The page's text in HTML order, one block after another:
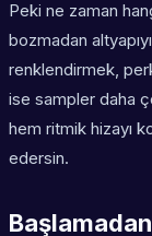
Peki ne zaman
bozmadan
renklendirmek,
ise sampler daha
hem ritmik hizayı
edersin.